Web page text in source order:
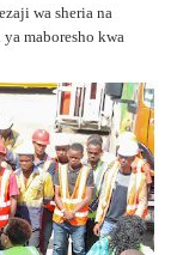
wa sheria na
maboresho kwa